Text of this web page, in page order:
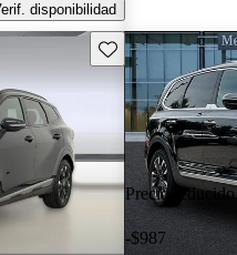
disponibilidad
Guarda este Aviso
Precio reducido
-$987